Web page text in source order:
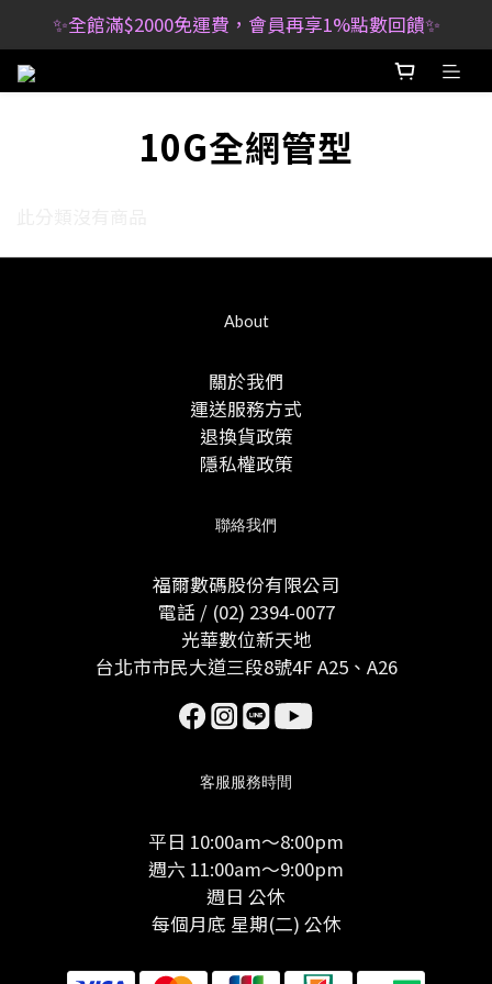
✨全館滿$2000免運費，會員再享1%點數回饋✨
10G全網管型
About
關於我們
運送服務方式
退換貨政策
隱私權政策
聯絡我們
福爾數碼股份有限公司
電話 / (02) 2394-0077
光華數位新天地
台北市市民大道三段8號4F A25、A26
客服服務時間
平日 10:00am～8:00pm
週六 11:00am～9:00pm
週日 公休
每個月底 星期(二) 公休